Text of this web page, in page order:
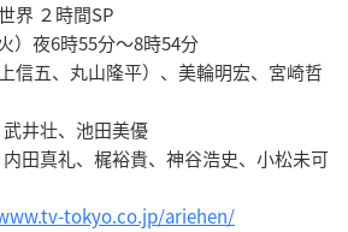
界 ２時間SP
）夜6時55分～8時54分
信五、丸山隆平）、美輪明宏、宮崎哲
井壮、池田美優
田真礼、梶裕貴、神谷浩史、小松未可
tokyo.co.jp/ariehen/